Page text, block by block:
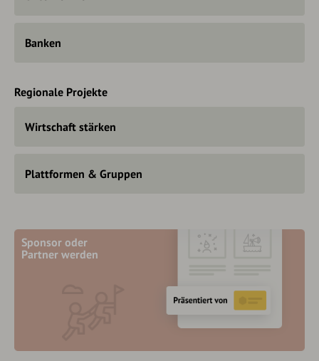
Banken
Regionale Projekte
Wirtschaft stärken
Plattformen & Gruppen
Sponsor oder
Partner werden